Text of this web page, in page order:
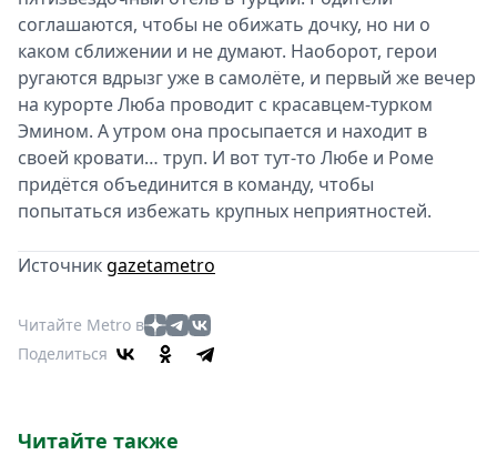
соглашаются, чтобы не обижать дочку, но ни о
каком сближении и не думают. Наоборот, герои
ругаются вдрызг уже в самолёте, и первый же вечер
на курорте Люба проводит с красавцем-турком
Эмином. А утром она просыпается и находит в
своей кровати… труп. И вот тут-то Любе и Роме
придётся объединится в команду, чтобы
попытаться избежать крупных неприятностей.
Источникgazetametro
Читайте Metro в
Поделиться
Читайте также